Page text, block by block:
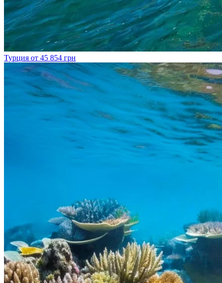
Турция от 45 854 грн